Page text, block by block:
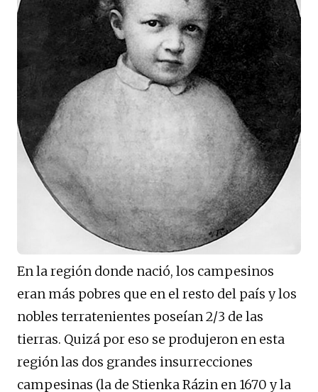
En la región donde nació, los campesinos
eran más pobres que en el resto del país y los
nobles terratenientes poseían 2/3 de las
tierras. Quizá por eso se produjeron en esta
región las dos grandes insurrecciones
campesinas (la de Stienka Rázin en 1670 y la